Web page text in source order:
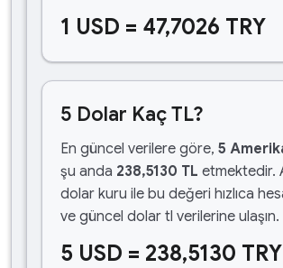
1 USD = 47,7026 TRY
5 Dolar Kaç TL?
En güncel verilere göre, 5
şu anda 238,5130 TL etmektedir.
dolar kuru ile bu değeri hızlıca
ve güncel dolar tl verilerine ulaşın.
5 USD = 238,5130 TRY